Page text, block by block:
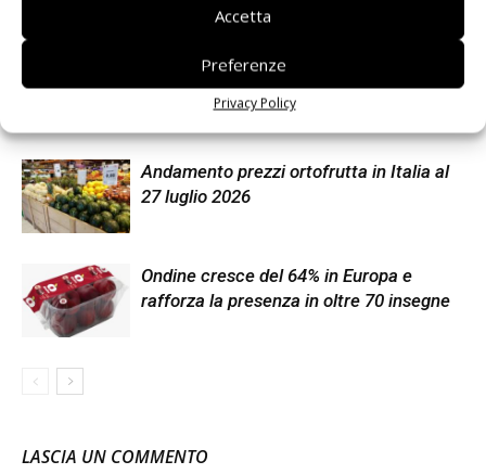
Accetta
Preferenze
Privacy Policy
Di più dello stesso autore
Known-You Seed Europa e Consorzio
Dolce Passione puntano sull’innovazione
del cocomero
Andamento prezzi ortofrutta in Italia al
27 luglio 2026
Ondine cresce del 64% in Europa e
rafforza la presenza in oltre 70 insegne
LASCIA UN COMMENTO